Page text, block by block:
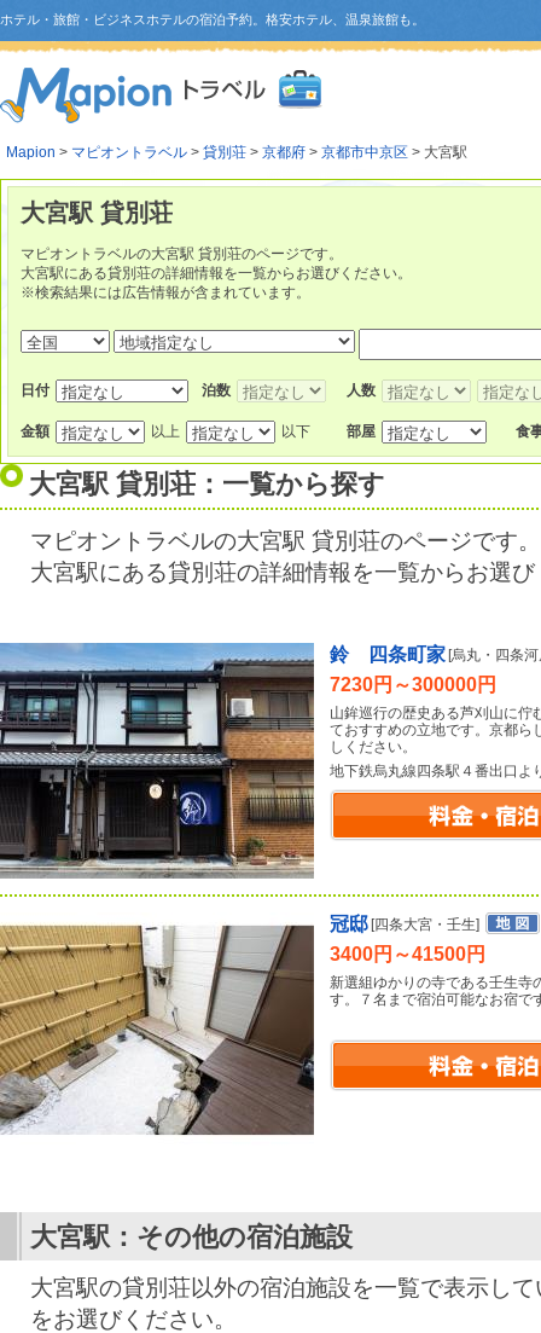
ホテル・旅館・ビジネスホテルの宿泊予約。格安ホテル、温泉旅館も。
Mapion > マピオントラベル > 貸別荘 > 京都府 > 京都市中京区 > 大宮駅
大宮駅 貸別荘
マピオントラベルの大宮駅 貸別荘のページです。
大宮駅にある貸別荘の詳細情報を一覧からお選びください。
※検索結果には広告情報が含まれています。
日付 泊数 人数
金額 以上 以下 部屋 食
大宮駅 貸別荘：一覧から探す
マピオントラベルの大宮駅 貸別荘のページです。
大宮駅にある貸別荘の詳細情報を一覧からお選
鈴 四条町家 [烏丸・四条
7230円～300000円
山鉾巡行の歴史ある芦刈山に佇
ておすすめの立地です。京都ら
しください。
地下鉄烏丸線四条駅４番出口よ
冠邸 [四条大宮・壬生]
3400円～41500円
新選組ゆかりの寺である壬生寺
す。７名まで宿泊可能なお宿で
大宮駅：その他の宿泊施設
大宮駅の貸別荘以外の宿泊施設を一覧で表示し
をお選びください。